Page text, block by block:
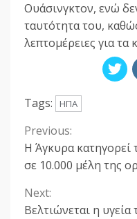
Ουάσινγκτον, ενώ
ταυτότητα του,
λεπτομέρειες για τα
Tags: ΗΠΑ
Continue
Reading
Previous:
Η Άγκυρα κατηγορεί
σε 10.000 μέλη της
Next:
Βελτιώνεται η